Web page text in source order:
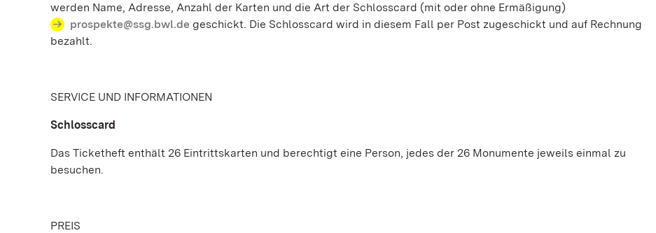
werden Name, Adresse, Anzahl der Karten und die Art der Schlosscard (mit oder ohne Ermäßigung)
prospekte@ssg.bwl.de geschickt. Die Schlosscard wird in diesem Fall per Post zugeschickt und auf Rechnung
bezahlt.
SERVICE UND INFORMATIONEN
Schlosscard
Das Ticketheft enthält 26 Eintrittskarten und berechtigt eine Person, jedes der 26 Monumente jeweils einmal zu
besuchen.
PREIS